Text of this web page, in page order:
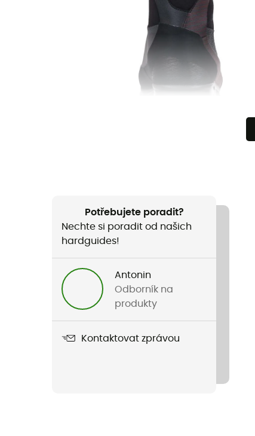
Potřebujete poradit?
Nechte si poradit od našich
hardguides!
Antonin
Odborník na
produkty
Kontaktovat zprávou